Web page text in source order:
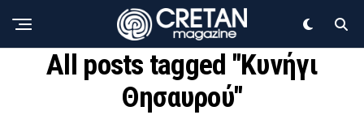
All posts tagged "Κυνήγι
Θησαυρού"